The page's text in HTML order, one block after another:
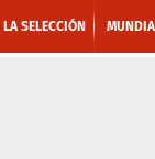
LA SELECCIÓN